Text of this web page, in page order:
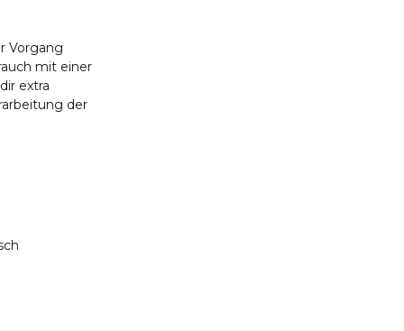
Vorgang
mit einer
extra
der